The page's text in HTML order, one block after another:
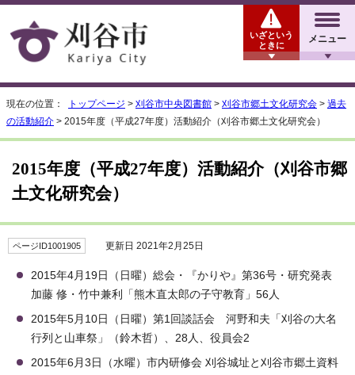
メニュー
いざという
ときに
現在の位置： トップページ > 刈谷市中央図書館 > 刈谷市郷土文化研究会 > 過去
の活動紹介 > 2015年度（平成27年度）活動紹介（刈谷市郷土文化研究会）
2015年度（平成27年度）活動紹介（刈谷市郷
土文化研究会）
ページID1001905 更新日 2021年2月25日
2015年4月19日（日曜）総会・『かりや』第36号・研究発表
加藤 修・竹中兼利「熊木直太郎の子守教育」56人
2015年5月10日（日曜）第1回談話会 河野和夫「刈谷の大名
行列と山車祭」（鈴木哲）、28人、役員会2
2015年6月3日（水曜）市内研修会 刈谷城址と刈谷市郷土資料